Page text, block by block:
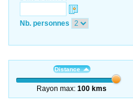
Nb. personnes
Distance
Rayon max:100 kms